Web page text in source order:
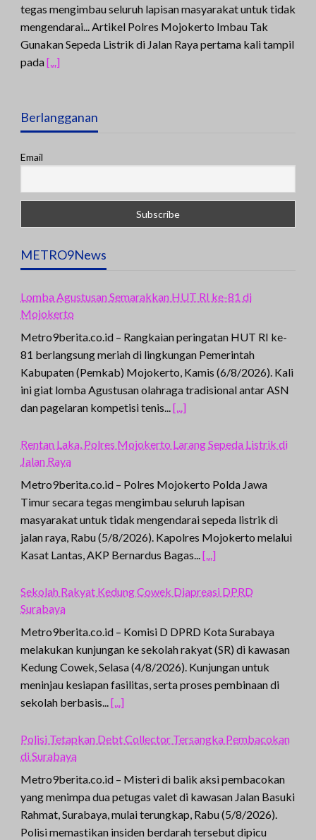
tegas mengimbau seluruh lapisan masyarakat untuk tidak
mengendarai... Artikel Polres Mojokerto Imbau Tak
Gunakan Sepeda Listrik di Jalan Raya pertama kali tampil
pada[...]
Berlangganan
Email
METRO9News
Lomba Agustusan Semarakkan HUT RI ke-81 di
Mojokerto
Metro9berita.co.id – Rangkaian peringatan HUT RI ke-
81 berlangsung meriah di lingkungan Pemerintah
Kabupaten (Pemkab) Mojokerto, Kamis (6/8/2026). Kali
ini giat lomba Agustusan olahraga tradisional antar ASN
dan pagelaran kompetisi tenis...[...]
Rentan Laka, Polres Mojokerto Larang Sepeda Listrik di
Jalan Raya
Metro9berita.co.id – Polres Mojokerto Polda Jawa
Timur secara tegas mengimbau seluruh lapisan
masyarakat untuk tidak mengendarai sepeda listrik di
jalan raya, Rabu (5/8/2026). Kapolres Mojokerto melalui
Kasat Lantas, AKP Bernardus Bagas...[...]
Sekolah Rakyat Kedung Cowek Diapreasi DPRD
Surabaya
Metro9berita.co.id – Komisi D DPRD Kota Surabaya
melakukan kunjungan ke sekolah rakyat (SR) di kawasan
Kedung Cowek, Selasa (4/8/2026). Kunjungan untuk
meninjau kesiapan fasilitas, serta proses pembinaan di
sekolah berbasis...[...]
Polisi Tetapkan Debt Collector Tersangka Pembacokan
di Surabaya
Metro9berita.co.id – Misteri di balik aksi pembacokan
yang menimpa dua petugas valet di kawasan Jalan Basuki
Rahmat, Surabaya, mulai terungkap, Rabu (5/8/2026).
Polisi memastikan insiden berdarah tersebut dipicu